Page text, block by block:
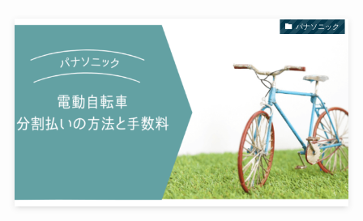
パナソニック